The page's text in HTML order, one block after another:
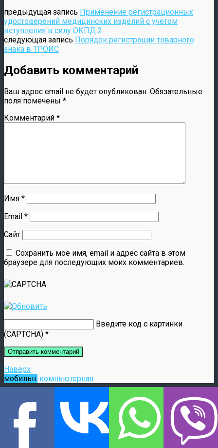
предыдущая запись Применение регистрационных
удостоверений медицинских изделий с учетом
вступления в силу ОКПД 2
следующая запись Порядок регистрации товарного
знака в ТРОИС
Добавить комментарий
Ваш адрес email не будет опубликован. Обязательные
поля помечены *
Комментарий *
Имя *
Email *
Сайт
Сохранить моё имя, email и адрес сайта в этом
браузере для последующих моих комментариев.
Введите код с картинки
(CAPTCHA) *
Наверх
мобильн. компьютерная